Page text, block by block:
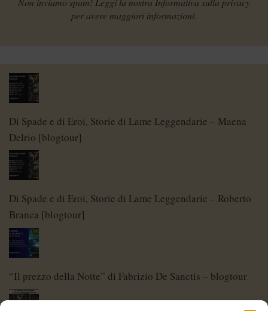
per avere maggiori informazioni.
Di Spade e di Eroi, Storie di Lame Leggendarie – Maena
Delrio [blogtour]
Di Spade e di Eroi, Storie di Lame Leggendarie – Roberto
Branca [blogtour]
“Il prezzo della Notte” di Fabrizio De Sanctis – blogtour